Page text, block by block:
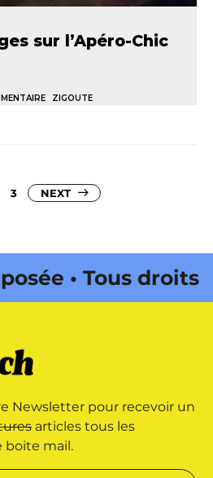
sur l’Apéro-Chic
ZIGOUTE
Pagination
3 NEXT
• Tous droits
• Tous droits
Onda Web •
Newsletter pour recevoir un
articles tous les
boite mail.